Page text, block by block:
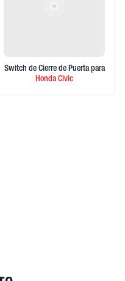
Switch de Cierre de Puerta para
HondaCivic